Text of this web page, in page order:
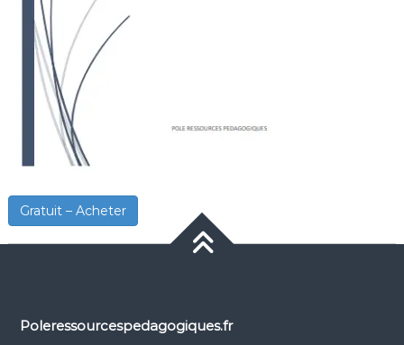
Gratuit – Acheter
Poleressourcespedagogiques.fr